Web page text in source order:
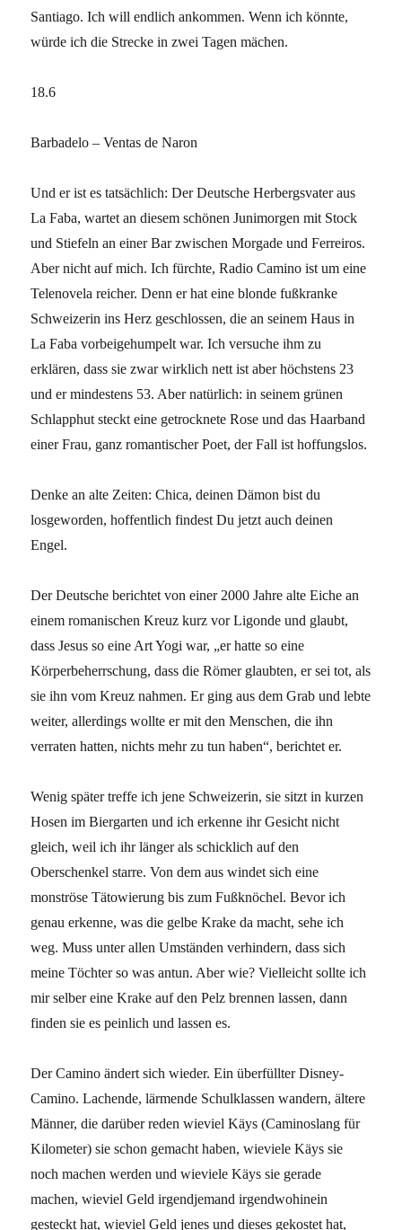
Santiago. Ich will endlich ankommen. Wenn ich könnte,
würde ich die Strecke in zwei Tagen mächen.
18.6
Barbadelo – Ventas de Naron
Und er ist es tatsächlich: Der Deutsche Herbergsvater aus
La Faba, wartet an diesem schönen Junimorgen mit Stock
und Stiefeln an einer Bar zwischen Morgade und Ferreiros.
Aber nicht auf mich. Ich fürchte, Radio Camino ist um eine
Telenovela reicher. Denn er hat eine blonde fußkranke
Schweizerin ins Herz geschlossen, die an seinem Haus in
La Faba vorbeigehumpelt war. Ich versuche ihm zu
erklären, dass sie zwar wirklich nett ist aber höchstens 23
und er mindestens 53. Aber natürlich: in seinem grünen
Schlapphut steckt eine getrocknete Rose und das Haarband
einer Frau, ganz romantischer Poet, der Fall ist hoffungslos.
Denke an alte Zeiten: Chica, deinen Dämon bist du
losgeworden, hoffentlich findest Du jetzt auch deinen
Engel.
Der Deutsche berichtet von einer 2000 Jahre alte Eiche an
einem romanischen Kreuz kurz vor Ligonde und glaubt,
dass Jesus so eine Art Yogi war, „er hatte so eine
Körperbeherrschung, dass die Römer glaubten, er sei tot, als
sie ihn vom Kreuz nahmen. Er ging aus dem Grab und lebte
weiter, allerdings wollte er mit den Menschen, die ihn
verraten hatten, nichts mehr zu tun haben“, berichtet er.
Wenig später treffe ich jene Schweizerin, sie sitzt in kurzen
Hosen im Biergarten und ich erkenne ihr Gesicht nicht
gleich, weil ich ihr länger als schicklich auf den
Oberschenkel starre. Von dem aus windet sich eine
monströse Tätowierung bis zum Fußknöchel. Bevor ich
genau erkenne, was die gelbe Krake da macht, sehe ich
weg. Muss unter allen Umständen verhindern, dass sich
meine Töchter so was antun. Aber wie? Vielleicht sollte ich
mir selber eine Krake auf den Pelz brennen lassen, dann
finden sie es peinlich und lassen es.
Der Camino ändert sich wieder. Ein überfüllter Disney-
Camino. Lachende, lärmende Schulklassen wandern, ältere
Männer, die darüber reden wieviel Käys (Caminoslang für
Kilometer) sie schon gemacht haben, wieviele Käys sie
noch machen werden und wieviele Käys sie gerade
machen, wieviel Geld irgendjemand irgendwohinein
gesteckt hat, wieviel Geld jenes und dieses gekostet hat,